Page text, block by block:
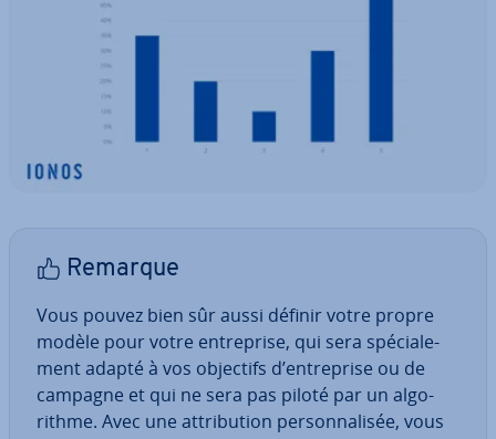
Remarque
Vous pouvez bien sûr aussi définir votre propre
modèle pour votre en­tre­prise, qui sera spé­cia­le­
ment adapté à vos objectifs d’en­tre­prise ou de
campagne et qui ne sera pas piloté par un al­go­
rithme. Avec une at­tri­bu­tion per­son­na­li­sée, vous